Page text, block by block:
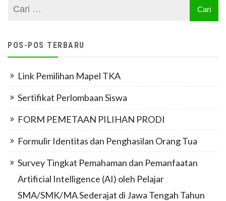
POS-POS TERBARU
Link Pemilihan Mapel TKA
Sertifikat Perlombaan Siswa
FORM PEMETAAN PILIHAN PRODI
Formulir Identitas dan Penghasilan Orang Tua
Survey Tingkat Pemahaman dan Pemanfaatan
Artificial Intelligence (AI) oleh Pelajar
SMA/SMK/MA Sederajat di Jawa Tengah Tahun